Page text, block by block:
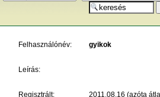
Felhasználónév: gyikok
Leírás:
Regisztrált:
2011.08.16 (azóta